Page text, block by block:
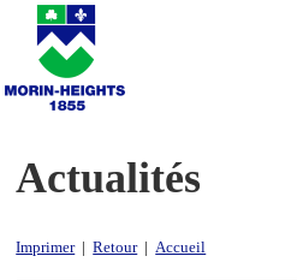
Actualités
Imprimer|Retour|Accueil